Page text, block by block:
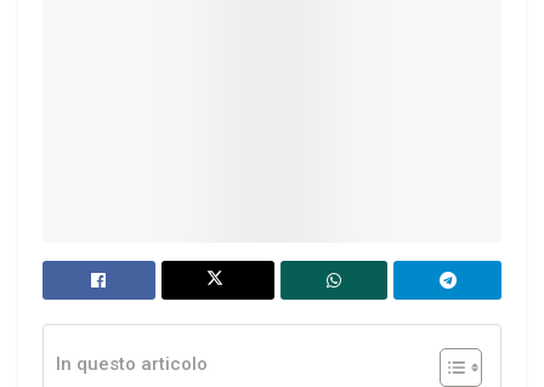
In questo articolo